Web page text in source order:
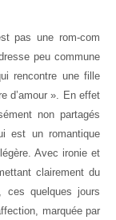
pas une rom-com
peu commune
rencontre une fille
d’amour ». En effet
non partagés
est un romantique
Avec ironie et
clairement du
ces quelques jours
marquée par